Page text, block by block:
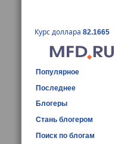
Курс доллара 82.1665
Популярное
Последнее
Блогеры
Стань блогером
Поиск по блогам